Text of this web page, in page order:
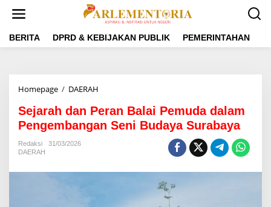
t
BERITA DPRD & KEBIJAKAN PUBLIK PEMERINTAHAN
Homepage / DAERAH
j
a
r
Sejarah dan Peran Balai Pemuda dalam
Pengembangan Seni Budaya Surabaya
Redaksi
31/03/2026
DAERAH